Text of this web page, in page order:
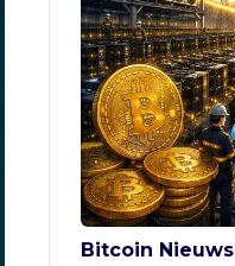
Bitcoin Nieuws